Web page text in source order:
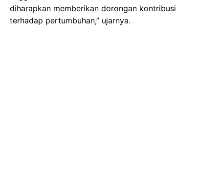
diharapkan memberikan dorongan kontribusi
terhadap pertumbuhan,” ujarnya.